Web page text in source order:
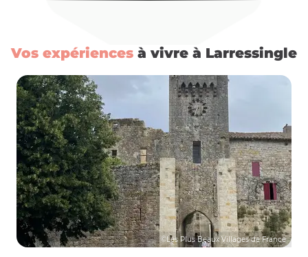
Vos expériences à vivre à Larressingle
©Les Plus Beaux Villages de France